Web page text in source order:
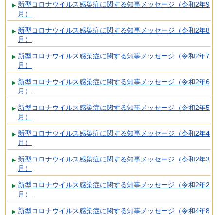
新型コロナウイルス感染症に関する知事メッセージ（令和2年9
月）
新型コロナウイルス感染症に関する知事メッセージ（令和2年8
月）
新型コロナウイルス感染症に関する知事メッセージ（令和2年7
月）
新型コロナウイルス感染症に関する知事メッセージ（令和2年6
月）
新型コロナウイルス感染症に関する知事メッセージ（令和2年5
月）
新型コロナウイルス感染症に関する知事メッセージ（令和2年4
月）
新型コロナウイルス感染症に関する知事メッセージ（令和2年3
月）
新型コロナウイルス感染症に関する知事メッセージ（令和2年2
月）
新型コロナウイルス感染症に関する知事メッセージ（令和4年8